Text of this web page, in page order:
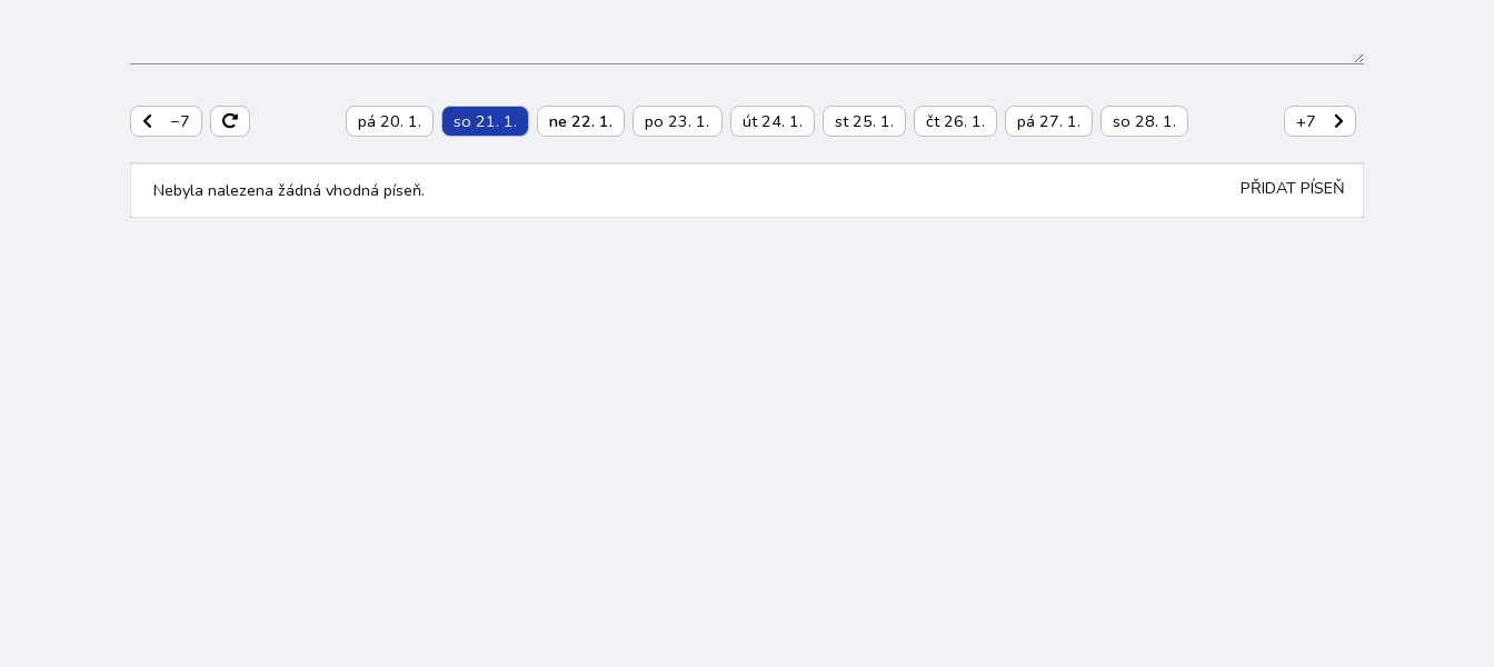
−7 pá 20. 1. so 21. 1. ne 22. 1. po 23. 1. út 24. 1. st 25. 1. čt 26. 1. pá 27. 1. so 28. 1. +7
Nebyla nalezena žádná vhodná píseň. PŘIDAT PÍSEŇ